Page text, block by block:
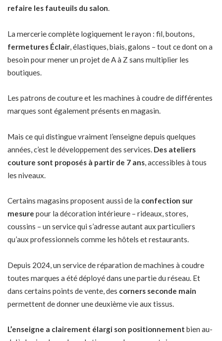
refaire les fauteuils du salon.
La mercerie complète logiquement le rayon : fil, boutons,
fermetures Éclair , élastiques, biais, galons – tout ce dont on a
besoin pour mener un projet de A à Z sans multiplier les
boutiques.
Les patrons de couture et les machines à coudre de différentes
marques sont également présents en magasin.
Mais ce qui distingue vraiment l’enseigne depuis quelques
années, c’est le développement des services. Des ateliers
couture sont proposés à partir de 7 ans , accessibles à tous
les niveaux.
Certains magasins proposent aussi de la confection sur
mesure pour la décoration intérieure – rideaux, stores,
coussins – un service qui s’adresse autant aux particuliers
qu’aux professionnels comme les hôtels et restaurants.
Depuis 2024, un service de réparation de machines à coudre
toutes marques a été déployé dans une partie du réseau. Et
dans certains points de vente, des corners seconde main
permettent de donner une deuxième vie aux tissus.
L’enseigne a clairement élargi son positionnement bien au-